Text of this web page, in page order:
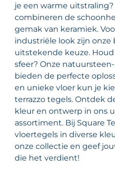
je een warme
combineren de
gemak van keramiek.
industriële look zijn
uitstekende keuze.
sfeer? Onze
bieden de perfecte
en unieke vloer kun je
terrazzo tegels. Ontdek
kleur en ontwerp in ons
assortiment. Bij Square
vloertegels in diverse
onze collectie en geef
die het verdient!